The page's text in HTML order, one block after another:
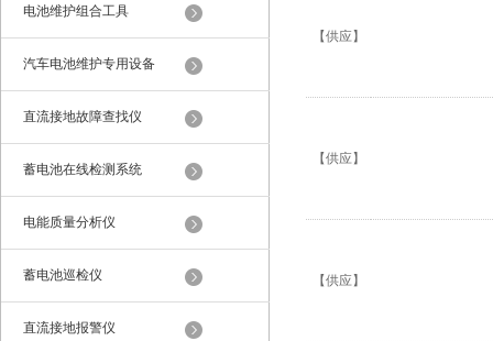
电池维护组合工具
汽车电池维护专用设备
直流接地故障查找仪
蓄电池在线检测系统
电能质量分析仪
蓄电池巡检仪
直流接地报警仪
【供应】
【供应】
【供应】